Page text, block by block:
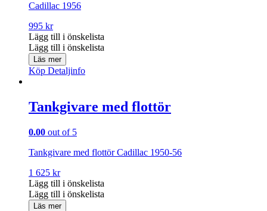
Cadillac 1956
995 kr
Lägg till i önskelista
Lägg till i önskelista
Läs mer
Köp Detaljinfo
Tankgivare med flottör
0.00 out of 5
Tankgivare med flottör Cadillac 1950-56
1 625 kr
Lägg till i önskelista
Lägg till i önskelista
Läs mer